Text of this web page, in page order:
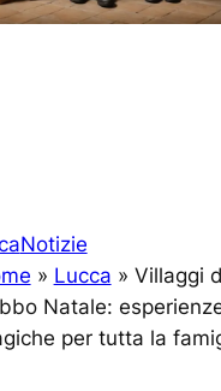
Notizie
» Lucca » Villaggi
Natale:
per tutta la